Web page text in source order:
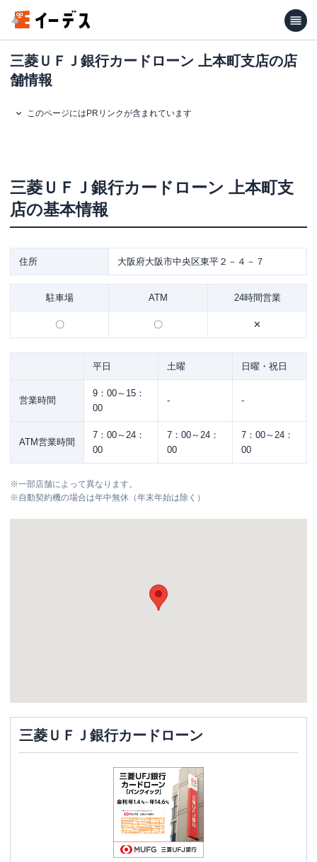
三菱ＵＦＪ銀行カードローン 上本町支店の店
舗情報
このページにはPRリンクが含まれています
三菱ＵＦＪ銀行カードローン 上本町支
店の基本情報
住所 大阪府大阪市中央区東平２－４－７
駐車場 ATM 24時間営業
〇 〇 ✕
平日 土曜 日曜・祝日
営業時間
9：00～15：
00
- -
ATM営業時間
7：00～24：
00
7：00～24：
00
7：00～24：
00
※一部店舗によって異なります。
※自動契約機の場合は年中無休（年末年始は除く）
三菱ＵＦＪ銀行カードローン